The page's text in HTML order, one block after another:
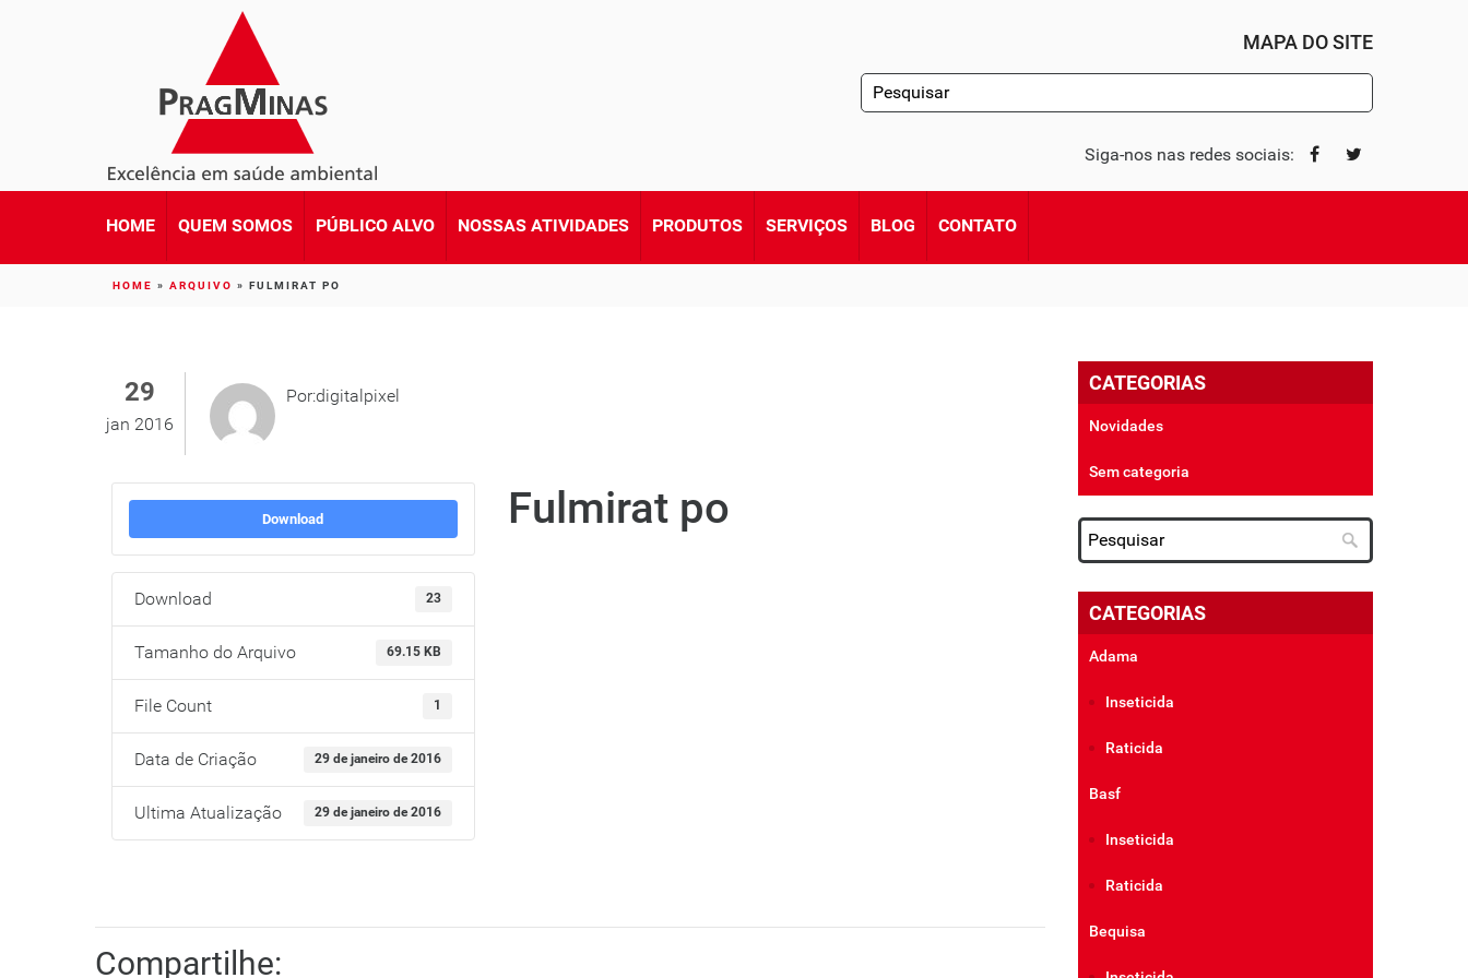
MAPA DO SITE
Siga-nos nas redes sociais:
HOME QUEM SOMOS PÚBLICO ALVO NOSSAS ATIVIDADES PRODUTOS SERVIÇOS BLOG CONTATO
HOME » ARQUIVO » FULMIRAT PO
Por:digitalpixel
29
jan 2016
Download
Download 23
Tamanho do Arquivo 69.15 KB
File Count 1
Data de Criação 29 de janeiro de 2016
Ultima Atualização 29 de janeiro de 2016
Fulmirat po
Compartilhe:
CATEGORIAS
Novidades
Sem categoria
CATEGORIAS
Adama
Inseticida
Raticida
Basf
Inseticida
Raticida
Bequisa